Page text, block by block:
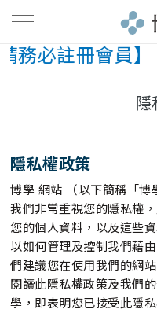
務必註冊會員】
隱
隱私權政策
博學 網站 （以下簡稱「博
我們非常重視您的隱私權
您的個人資料，以及這些
以如何管理及控制我們藉
們建議您在使用我們的網
閱讀此隱私權政策及我們
學，即表明您已接受此隱